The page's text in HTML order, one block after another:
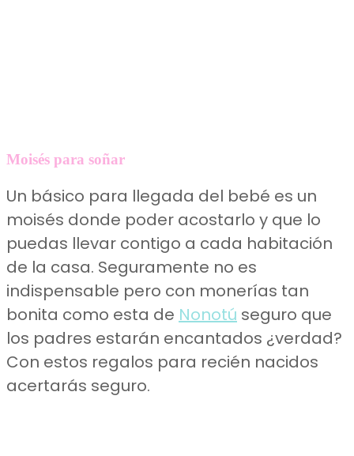
Moisés para soñar
Un básico para llegada del bebé es un
moisés donde poder acostarlo y que lo
puedas llevar contigo a cada habitación
de la casa. Seguramente no es
indispensable pero con monerías tan
bonita como esta de Nonotú seguro que
los padres estarán encantados ¿verdad?
Con estos regalos para recién nacidos
acertarás seguro.